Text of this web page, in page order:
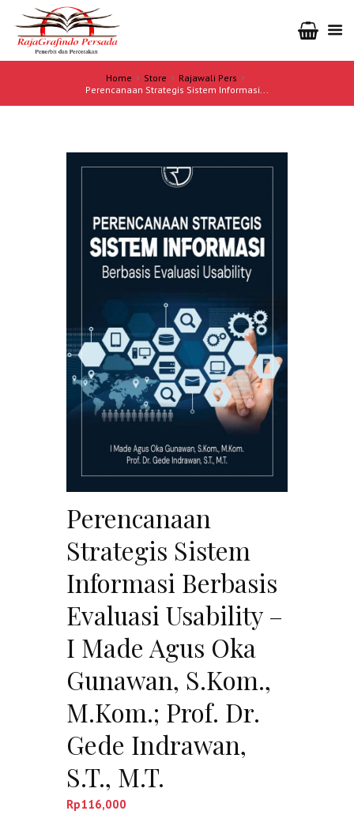
Home Store
Rajawali Pers
Perencanaan Strategis Sistem Informasi...
Perencanaan
Strategis Sistem
Informasi Berbasis
Evaluasi Usability –
I Made Agus Oka
Gunawan, S.Kom.,
M.Kom.; Prof. Dr.
Gede Indrawan,
S.T., M.T.
Rp116,000